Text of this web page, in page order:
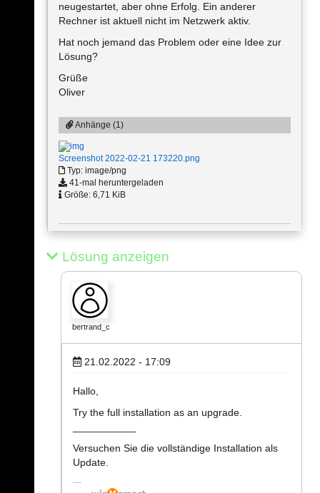
neugestartet, aber ohne Erfolg. Ein anderer
Rechner ist aktuell nicht im Netzwerk aktiv.
Hat noch jemand das Problem oder eine Idee zur
Lösung?
Grüße
Oliver
Anhänge (1)
Screenshot 2022-02-21 173220.png
Typ: image/png
41-mal heruntergeladen
Größe: 6,71 KiB
Lösung anzeigen
bertrand_c
21.02.2022 - 17:09
Hallo,
Try the full installation as an upgrade.
Versuchen Sie die vollständige Installation als
Update.